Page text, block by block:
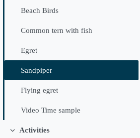
Beach Birds
Common tern with fish
Egret
Sandpiper
Flying egret
Video Time sample
Activities